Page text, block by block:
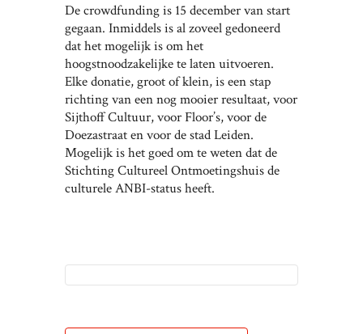
De crowdfunding is 15 december van start
gegaan. Inmiddels is al zoveel gedoneerd
dat het mogelijk is om het
hoogstnoodzakelijke te laten uitvoeren.
Elke donatie, groot of klein, is een stap
richting van een nog mooier resultaat, voor
Sijthoff Cultuur, voor Floor’s, voor de
Doezastraat en voor de stad Leiden.
Mogelijk is het goed om te weten dat de
Stichting Cultureel Ontmoetingshuis de
culturele ANBI-status heeft.